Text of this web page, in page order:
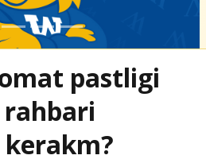
pastligi